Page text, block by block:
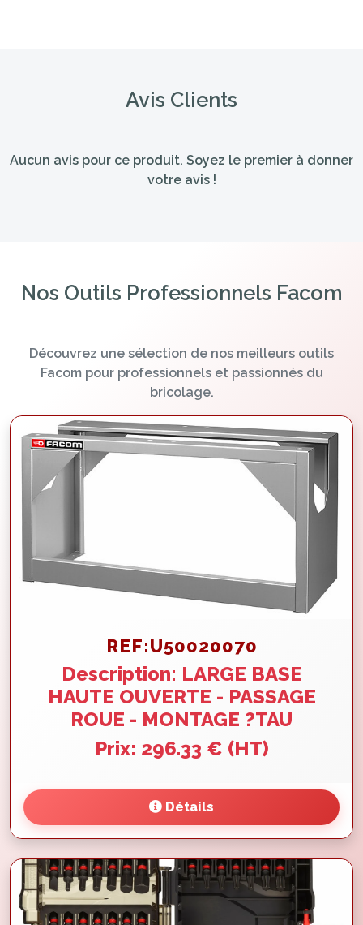
Avis Clients
Aucun avis pour ce produit. Soyez le premier à donner
votre avis !
Nos Outils Professionnels Facom
Découvrez une sélection de nos meilleurs outils
Facom pour professionnels et passionnés du
bricolage.
REF:U50020070
Description: LARGE BASE
HAUTE OUVERTE - PASSAGE
ROUE - MONTAGE ?TAU
Prix: 296.33 € (HT)
Détails